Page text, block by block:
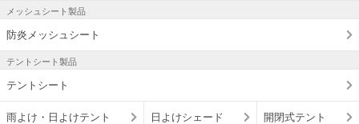
メッシュシート製品
防炎メッシュシート
テントシート製品
テントシート
雨よけ・日よけテント 日よけシェード 開閉式テント